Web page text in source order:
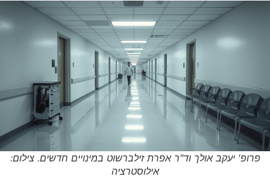
פרופ' יעקב אולך וד"ר אפרת זילברשוט במינויים חדשים. צילום:
אילוסטרציה